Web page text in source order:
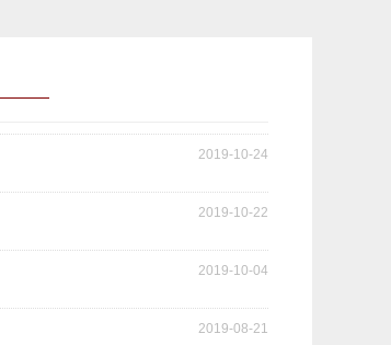
2019-10-24
2019-10-22
2019-10-04
2019-08-21